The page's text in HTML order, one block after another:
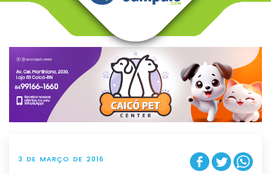
v
g
t
i
o
n
3 DE MARÇO DE 2016